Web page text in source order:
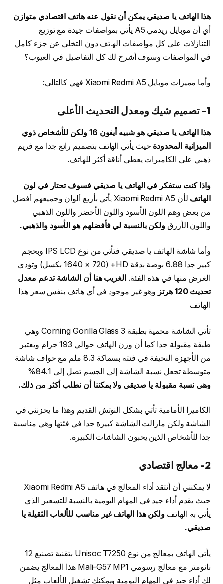
هذا الهاتف يا صديقي يمكن أن نقول عنه هاتف اقتصادي متوازن
أي أن موبايل ريدمي A5 يأتي بمواصفات جيدة مع توزيع
التنازلات على كل مواصفات الهاتف دون التخلي عن جزء كامل
في المواصفات وسوف أشرح لك كل التفاصيل في العيوب؟
وأما مميزات موبايل Xiaomi Redmi A5 فهي كالتالي:
1- تصميم شيك ومعدل التحديث الأعلى
هذا الهاتف يا صديقي هو شبيه أيفون 16 ولكن للأشخاص ذوي
الميزانية المحدودة حيث يأتي الهاتف بتصميم رائع جدا مع فريم
ذهبي على الكاميرات يعطي أناقة أكثر للهاتف.
واذا كنت ستفكر في الهاتف يا صديقي فسوف تحتار في لون
الهاتف
لأن Xiaomi Redmi A5 يأتي بأربع ألوان وجميعهم أفضل
من بعض وهم اللون الأسود واللون الأخضر واللون الذهبي
واللون الأزرق ولكن بالنسبة لي فأفضلهم هو الأسود والذهبي.
وأما شاشة الهاتف يا صديقي فتأتي من نوع IPS LCD وبحجم
كبير جدا 6.88 بوصة بدقة HD+ (1640 × 720 بكسل) وتؤدي
الغرض منها في هذه الفئة. الغريب هنا أن الشاشة تدعم معدل
تحديث 120 هرتز
وهو غير موجود في أي هاتف بنفس سعر هذا
الهاتف
تأتي الشاشة محمية بطبقة Corning Gorilla Glass 3 وهي
طبقة مقبولة جدا كما أن وزن الهاتف حوالي 193 جرام ويعتبر
من الأجهزة النحيفة في فئته بسماكة 8.3 ملم مع حواف شاشة
متوسطة تجعل نسبة الشاشة إلى الجسم تصل إلى 84.1%
وهي نسبة مقبولة يا صديقي ولا يمكننا أن نطلب أكثر من ذلك.
الكاميرا الأمامية تأتي بشكل النوتش القديم وهذا ما يحزنني في
الشاشة ولكن مازالت الشاشة كبيرة جدا في فئتها وهي مناسبة
جدا للأشخاص الذين يحبون الشاشات الكبيرة.
2- معالج اقتصادي
لا يمكنني أن أنتقد أداء المعالج في هاتف Xiaomi Redmi A5
حيث يقدم أداء جيد في المهام اليومية بالنسبة للتسعير الذي
يأتي به الهاتف ولكن هذا الهاتف غير مناسب للألعاب الثقيلة يا
صديقي.
يأتي الهاتف بمعالج من نوع Unisoc T7250 بتقنية تصنيع 12
نانومتر مع معالج رسومي Mali-G57 MP1 هذا المعالج يضمن
لك أداء جيد في المهام اليومية ويمكنك تشغيل الألعاب مثل